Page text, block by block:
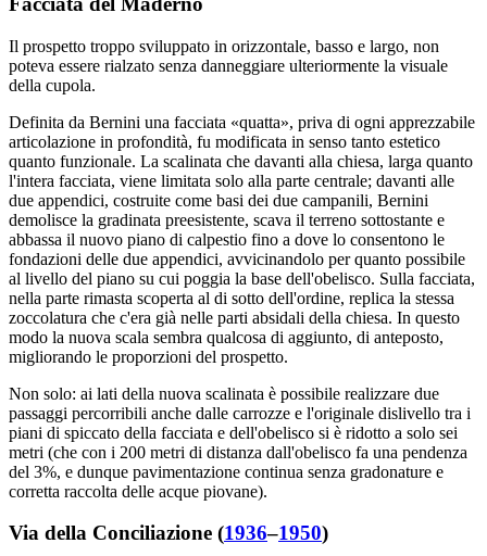
Il prospetto troppo sviluppato in orizzontale, basso e largo, non
poteva essere rialzato senza danneggiare ulteriormente la visuale
della cupola.
Definita da Bernini una facciata «quatta», priva di ogni apprezzabile
articolazione in profondità, fu modificata in senso tanto estetico
quanto funzionale. La scalinata che davanti alla chiesa, larga quanto
l'intera facciata, viene limitata solo alla parte centrale; davanti alle
due appendici, costruite come basi dei due campanili, Bernini
demolisce la gradinata preesistente, scava il terreno sottostante e
abbassa il nuovo piano di calpestio fino a dove lo consentono le
fondazioni delle due appendici, avvicinandolo per quanto possibile
al livello del piano su cui poggia la base dell'obelisco. Sulla facciata,
nella parte rimasta scoperta al di sotto dell'ordine, replica la stessa
zoccolatura che c'era già nelle parti absidali della chiesa. In questo
modo la nuova scala sembra qualcosa di aggiunto, di anteposto,
migliorando le proporzioni del prospetto.
Non solo: ai lati della nuova scalinata è possibile realizzare due
passaggi percorribili anche dalle carrozze e l'originale dislivello tra i
piani di spiccato della facciata e dell'obelisco si è ridotto a solo sei
metri (che con i 200 metri di distanza dall'obelisco fa una pendenza
del 3%, e dunque pavimentazione continua senza gradonature e
corretta raccolta delle acque piovane).
Via della Conciliazione (1936–1950)